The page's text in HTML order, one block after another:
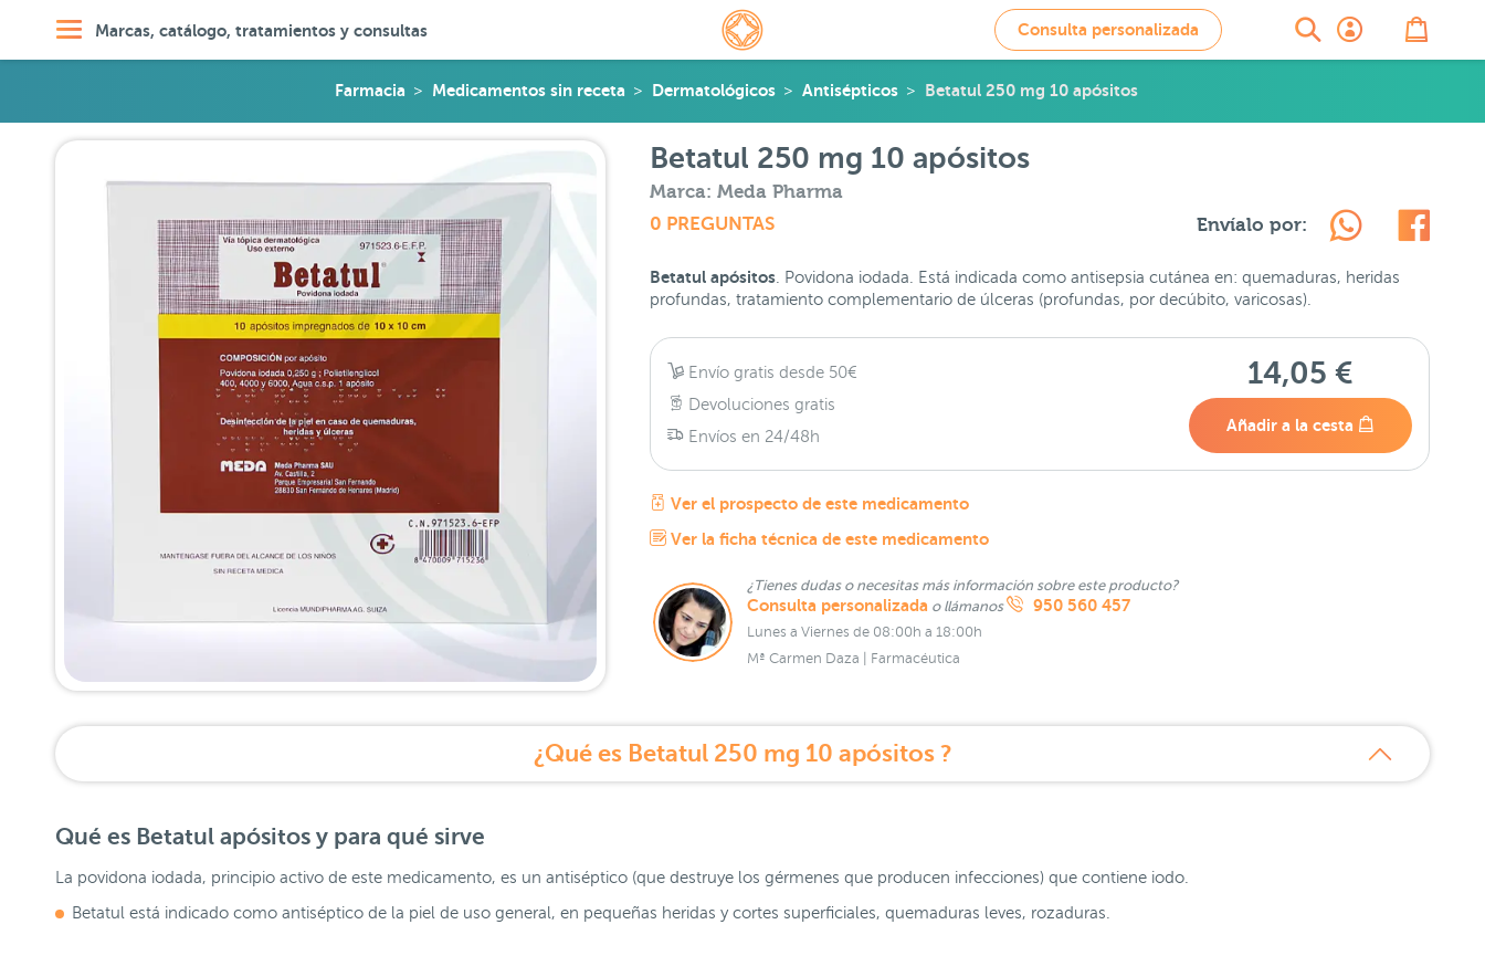
Marcas, catálogo, tratamientos y consultas Consulta personalizada
Farmacia Medicamentos sin receta Dermatológicos Antisépticos Betatul 250 mg 10 apósitos
Betatul 250 mg 10 apósitos
Marca: Meda Pharma
0 PREGUNTAS
Envíalo por:
Betatul apósitos. Povidona iodada. Está indicada como antisepsia cutánea en: quemaduras, heridas
profundas, tratamiento complementario de úlceras (profundas, por decúbito, varicosas).
Envío gratis desde 50€
Devoluciones gratis
Envíos en 24/48h
14,05 €
Añadir a la cesta
Ver el prospecto de este medicamento
Ver la ficha técnica de este medicamento
¿Tienes dudas o necesitas más información sobre este producto?
Consulta personalizada o llámanos 950 560 457
Lunes a Viernes de 08:00h a 18:00h
Mª Carmen Daza | Farmacéutica
¿Qué es Betatul 250 mg 10 apósitos ?
Qué es Betatul apósitos y para qué sirve
La povidona iodada, principio activo de este medicamento, es un antiséptico (que destruye los gérmenes que producen infecciones) que contiene iodo.
Betatul está indicado como antiséptico de la piel de uso general, en pequeñas heridas y cortes superficiales, quemaduras leves, rozaduras.